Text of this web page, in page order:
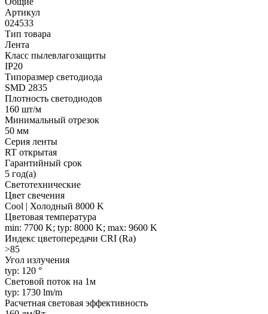
Артикул
024533
Тип товара
Лента
Класс пылевлагозащиты
IP20
Типоразмер светодиода
SMD 2835
Плотность светодиодов
160 шт/м
Минимальный отрезок
50 мм
Серия ленты
RT открытая
Гарантийный срок
5 год(а)
Светотехнические
Цвет свечения
Cool | Холодный 8000 K
Цветовая температура
min: 7700 K; typ: 8000 K; max: 9600 K
Индекс цветопередачи CRI (Ra)
>85
Угол излучения
typ: 120 °
Световой поток на 1м
typ: 1730 lm/m
Расчетная световая эффективность